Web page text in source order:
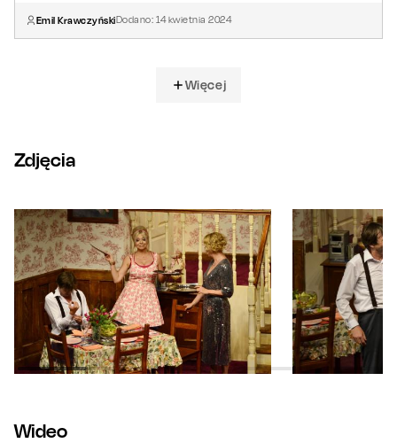
Emil KrawczyńskiDodano: 14kwietnia 2024
Więcej
Zdjęcia
Wideo